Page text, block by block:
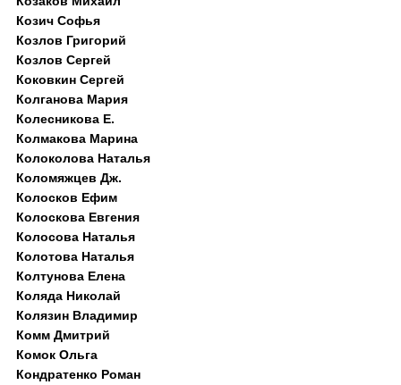
Козич Софья
Козлов Григорий
Козлов Сергей
Коковкин Сергей
Колганова Мария
Колесникова Е.
Колмакова Марина
Колоколова Наталья
Коломяжцев Дж.
Колосков Ефим
Колоскова Евгения
Колосова Наталья
Колотова Наталья
Колтунова Елена
Коляда Николай
Колязин Владимир
Комм Дмитрий
Комок Ольга
Кондратенко Роман